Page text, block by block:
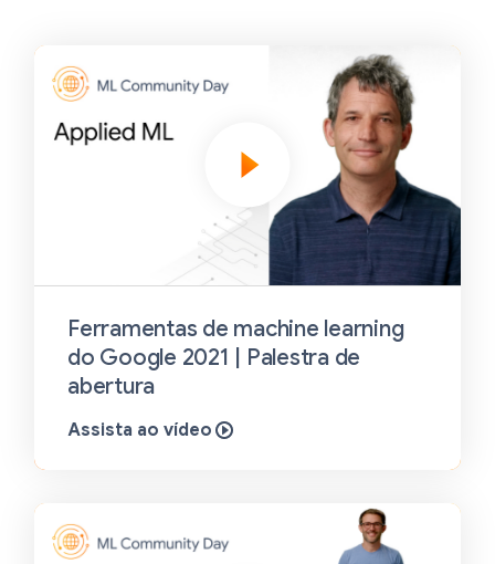
Ferramentas de machine learning
do Google 2021 | Palestra de
abertura
Assista ao vídeo